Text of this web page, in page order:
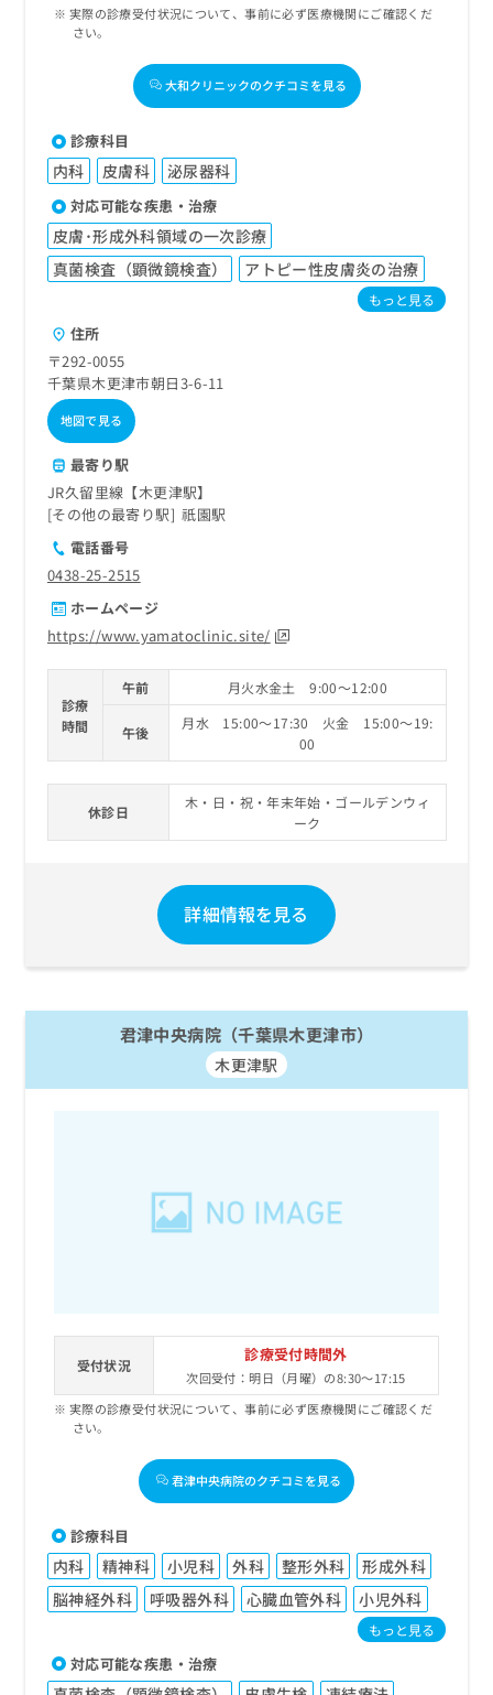
実際の診療受付状況について、事前に必ず医療機関にご確認くだ
さい。
大和クリニックのクチコミを見る
診療科目
内科 皮膚科 泌尿器科
対応可能な疾患・治療
皮膚･形成外科領域の一次診療
真菌検査（顕微鏡検査）
アトピー性皮膚炎の治療
もっと見る
住所
〒292-0055
千葉県木更津市朝日3-6-11
地図で見る
最寄り駅
JR久留里線【木更津駅】
その他の最寄り駅
祇園駅
電話番号
0438-25-2515
ホームページ
https://www.yamatoclinic.site/
診療
時間
午前 月火水金土 9:00～12:00
午後
月水 15:00～17:30 火金 15:00～19:
00
休診日
木・日・祝・年末年始・ゴールデンウィ
ーク
詳細情報を見る
君津中央病院（千葉県木更津市）
木更津駅
受付状況
診療受付時間外
次回受付：明日（月曜）の8:30～17:15
実際の診療受付状況について、事前に必ず医療機関にご確認くだ
さい。
君津中央病院のクチコミを見る
診療科目
内科 精神科 小児科 外科 整形外科
形成外科
脳神経外科
呼吸器外科 心臓血管外科 小児外科
もっと見る
対応可能な疾患・治療